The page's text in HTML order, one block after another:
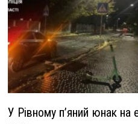
У Рівному п’яний юнак на